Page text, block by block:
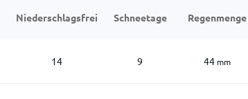
Niederschlagsfrei Schneetage Regenmenge
14 9 44 mm